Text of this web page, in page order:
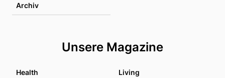
Archiv
Unsere Magazine
Health Living